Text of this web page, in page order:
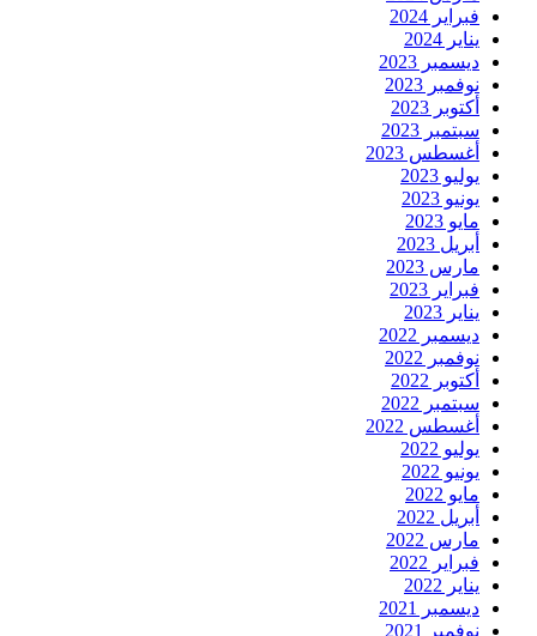
فبراير 2024
يناير 2024
ديسمبر 2023
نوفمبر 2023
أكتوبر 2023
سبتمبر 2023
أغسطس 2023
يوليو 2023
يونيو 2023
مايو 2023
أبريل 2023
مارس 2023
فبراير 2023
يناير 2023
ديسمبر 2022
نوفمبر 2022
أكتوبر 2022
سبتمبر 2022
أغسطس 2022
يوليو 2022
يونيو 2022
مايو 2022
أبريل 2022
مارس 2022
فبراير 2022
يناير 2022
ديسمبر 2021
نوفمبر 2021